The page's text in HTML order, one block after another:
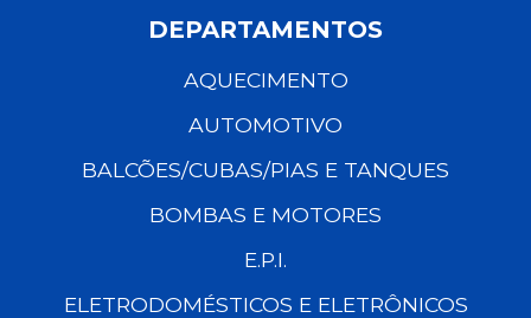
DEPARTAMENTOS
AQUECIMENTO
AUTOMOTIVO
BALCÕES/CUBAS/PIAS E TANQUES
BOMBAS E MOTORES
E.P.I.
ELETRODOMÉSTICOS E ELETRÔNICOS